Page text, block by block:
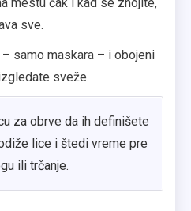
sve.
samo maskara – i obojeni
sveže.
za obrve da ih definišete
lice i štedi vreme pre
ili trčanje.